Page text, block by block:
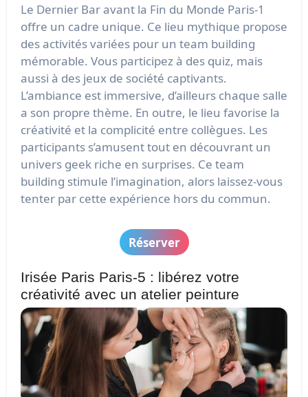
Le Dernier Bar avant la Fin du Monde Paris-1
offre un cadre unique. Ce lieu mythique propose
des activités variées pour un team building
mémorable. Vous participez à des quiz, mais
aussi à des jeux de société captivants.
L’ambiance est immersive, d’ailleurs chaque salle
a son propre thème. En outre, le lieu favorise la
créativité et la complicité entre collègues. Les
participants s’amusent tout en découvrant un
univers geek riche en surprises. Ce team
building stimule l’imagination, alors laissez-vous
tenter par cette expérience hors du commun.
Réserver
Irisée Paris Paris-5 : libérez votre
créativité avec un atelier peinture